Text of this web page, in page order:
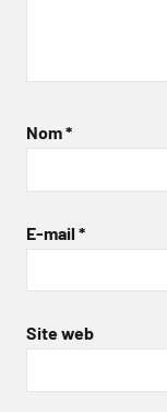
Nom*
E-mail *
Site web